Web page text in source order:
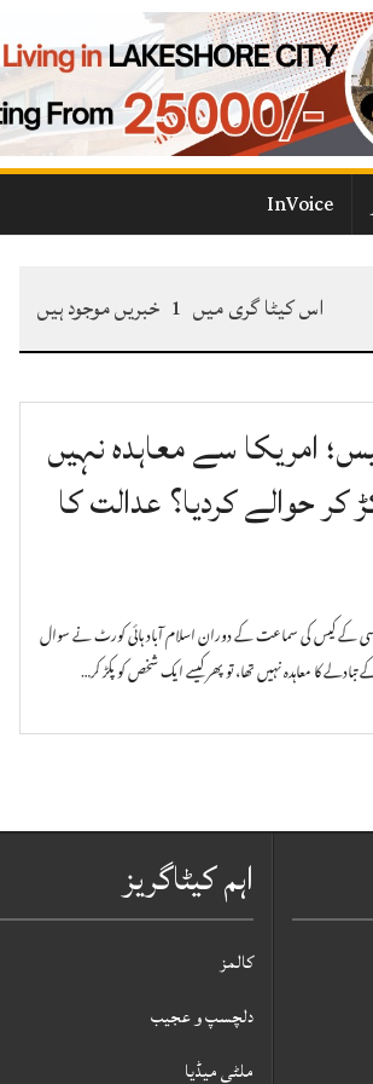
InVoice
اس کیٹا گری میں 1 خبریں موجود ہیں
امریکا سے معاہدہ نہیں
کر حوالے کردیا؟ عدالت کا
کے کیس کی سماعت کے دوران اسلام آباد ہائی کورٹ نے سوال
تبادلے کا معاہدہ نہیں تھا، تو پھر کیسے ایک شخص کو پکڑ کر…
اہم کیٹاگریز
کالمز
دلچسپ و عجیب
ملٹی میڈیا